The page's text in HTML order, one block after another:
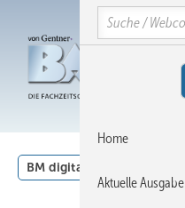
Hauptinhalt
Hauptmenü
SiteSearch
BM digital
Search
Home
Aktuelle Ausgabe